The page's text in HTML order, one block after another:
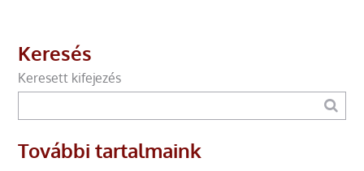
Keresés
Keresett kifejezés
További tartalmaink